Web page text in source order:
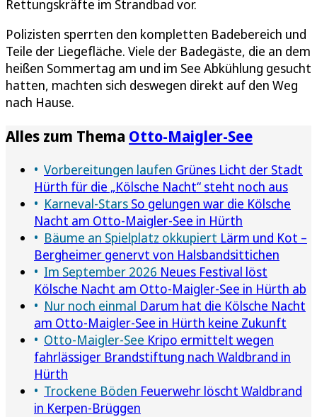
Rettungskräfte im Strandbad vor.
Polizisten sperrten den kompletten Badebereich und
Teile der Liegefläche. Viele der Badegäste, die an dem
heißen Sommertag am und im See Abkühlung gesucht
hatten, machten sich deswegen direkt auf den Weg
nach Hause.
Alles zum Thema Otto-Maigler-See
Vorbereitungen laufen Grünes Licht der Stadt
Hürth für die „Kölsche Nacht“ steht noch aus
Karneval-Stars So gelungen war die Kölsche
Nacht am Otto-Maigler-See in Hürth
Bäume an Spielplatz okkupiert Lärm und Kot –
Bergheimer genervt von Halsbandsittichen
Im September 2026 Neues Festival löst
Kölsche Nacht am Otto-Maigler-See in Hürth ab
Nur noch einmal Darum hat die Kölsche Nacht
am Otto-Maigler-See in Hürth keine Zukunft
Otto-Maigler-See Kripo ermittelt wegen
fahrlässiger Brandstiftung nach Waldbrand in
Hürth
Trockene Böden Feuerwehr löscht Waldbrand
in Kerpen-Brüggen